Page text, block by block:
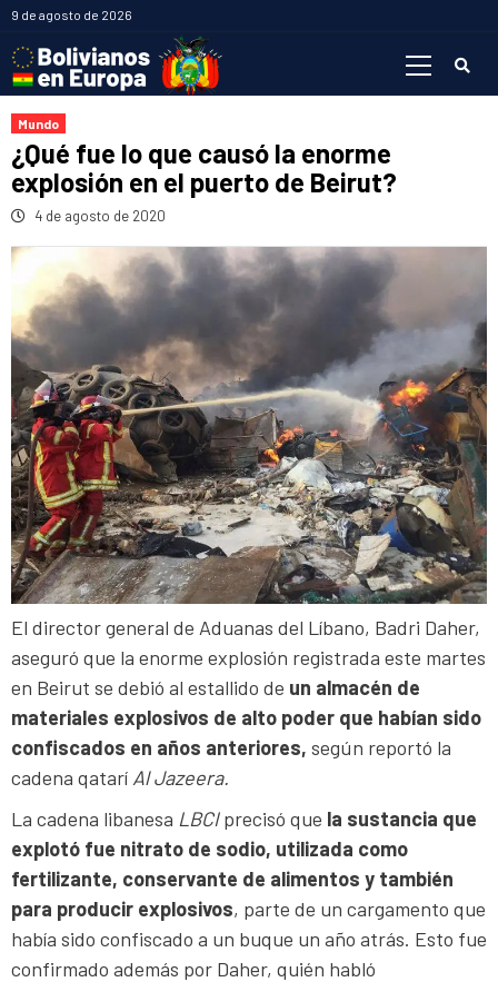
Saltar
contenido
9 de agosto de 2026
Mundo
¿Qué fue lo que causó la enorme
explosión en el puerto de Beirut?
4 de agosto de 2020
El director general de Aduanas del Líbano, Badri Daher,
aseguró que la enorme explosión registrada este martes
en Beirut se debió al estallido de un almacén de
materiales explosivos de alto poder que habían sido
confiscados en años anteriores, según reportó la
cadena qatarí Al Jazeera.
La cadena libanesa LBCIprecisó que la sustancia que
explotó fue nitrato de sodio, utilizada como
fertilizante, conservante de alimentos y también
para producir explosivos, parte de un cargamento que
había sido confiscado a un buque un año atrás. Esto fue
confirmado además por Daher, quién habló